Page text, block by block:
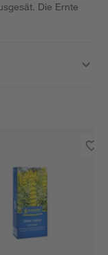
Die Ernte